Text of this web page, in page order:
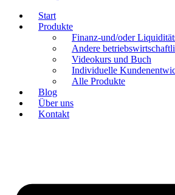
Start
Produkte
Finanz-und/oder
Andere
Videokurs und Buch
Individuelle
Alle Produkte
Blog
Über uns
Kontakt